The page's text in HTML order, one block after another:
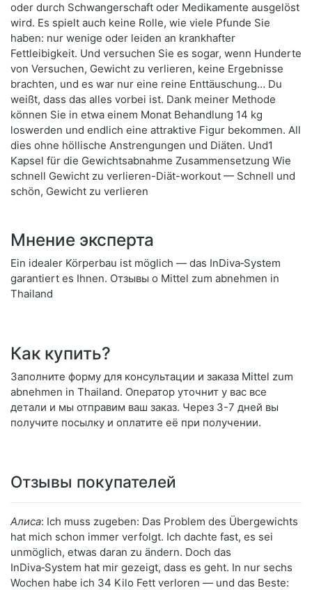
oder durch Schwangerschaft oder Medikamente ausgelöst
wird. Es spielt auch keine Rolle, wie viele Pfunde Sie
haben: nur wenige oder leiden an krankhafter
Fettleibigkeit. Und versuchen Sie es sogar, wenn Hunderte
von Versuchen, Gewicht zu verlieren, keine Ergebnisse
brachten, und es war nur eine reine Enttäuschung… Du
weißt, dass das alles vorbei ist. Dank meiner Methode
können Sie in etwa einem Monat Behandlung 14 kg
loswerden und endlich eine attraktive Figur bekommen. All
dies ohne höllische Anstrengungen und Diäten. Und1
Kapsel für die Gewichtsabnahme Zusammensetzung Wie
schnell Gewicht zu verlieren-Diät-workout — Schnell und
schön, Gewicht zu verlieren
Мнение эксперта
Ein idealer Körperbau ist möglich — das InDiva‑System
garantiert es Ihnen. Отзывы о Mittel zum abnehmen in
Thailand
Как купить?
Заполните форму для консультации и заказа Mittel zum
abnehmen in Thailand. Оператор уточнит у вас все
детали и мы отправим ваш заказ. Через 3-7 дней вы
получите посылку и оплатите её при получении.
Отзывы покупателей
Алиса: Ich muss zugeben: Das Problem des Übergewichts
hat mich schon immer verfolgt. Ich dachte fast, es sei
unmöglich, etwas daran zu ändern. Doch das
InDiva‑System hat mir gezeigt, dass es geht. In nur sechs
Wochen habe ich 34 Kilo Fett verloren — und das Beste: